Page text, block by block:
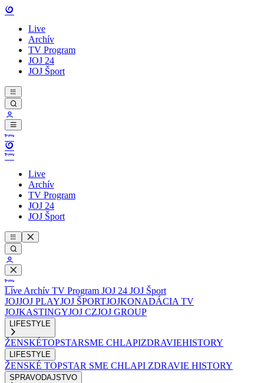
Live
Archív
TV Program
JOJ 24
JOJ Šport
Live
Archív
TV Program
JOJ 24
JOJ Šport
Live Archív TV Program JOJ 24 JOJ Šport
JOJJOJ PLAYJOJ ŠPORTJOJKONADÁCIA TV
JOJKASTINGYJOJ CZJOJ GROUP
LIFESTYLE
ŽENSKÉTOPSTARSME CHLAPIZDRAVIEHISTORY
LIFESTYLE
ŽENSKÉ TOPSTAR SME CHLAPI ZDRAVIE HISTORY
SPRAVODAJSTVO